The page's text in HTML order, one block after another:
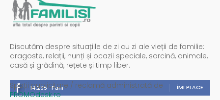
Discutăm despre situațiile de zi cu zi ale vieții de familie:
dragoste, relații, nunți și ocazii speciale, sarcină, animale,
casă și grădină, rețete și timp liber.
14,235 Fani ÎMI PLACE
Spații publicitare / reclamă administrată de
PROMOdesk.ro